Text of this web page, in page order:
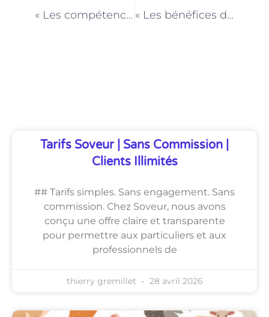
« Les compétences clés pour exceller en tant qu’Agent de service à la personne à Paris » « Les bénéfices de l’assistance à domicile : le rôle essentiel de l’Agent de service à la personne à Paris »
Tarifs Soveur | Sans Commission |
Clients Illimités
## Tarifs simples. Sans engagement. Sans
commission. Chez Soveur, nous avons
conçu une offre claire et transparente
pour permettre aux particuliers et aux
professionnels de
thierry gremillet 28 avril 2026